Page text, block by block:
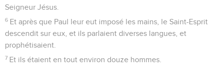
Seigneur Jésus.
6 Et après que Paul leur eut imposé les mains, le Saint-Esprit
descendit sur eux, et ils parlaient diverses langues, et
prophétisaient.
7 Et ils étaient en tout environ douze hommes.